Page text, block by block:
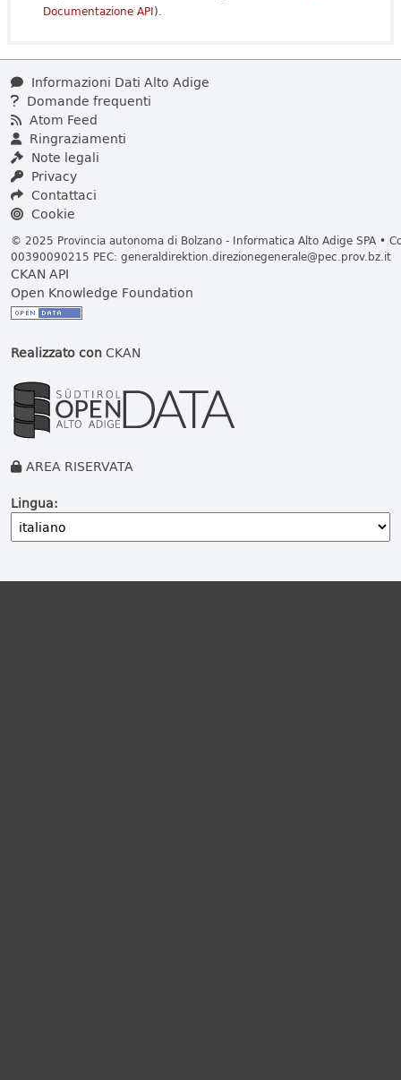
Documentazione API).
Informazioni Dati Alto Adige
Domande frequenti
Atom Feed
Ringraziamenti
Note legali
Privacy
Contattaci
Cookie
© 2025 Provincia autonoma di Bolzano - Informatica Alto Adige SPA •
00390090215 PEC: generaldirektion.direzionegenerale@pec.prov.bz.it
CKAN API
Open Knowledge Foundation
Realizzato conCKAN
AREA RISERVATA
Lingua